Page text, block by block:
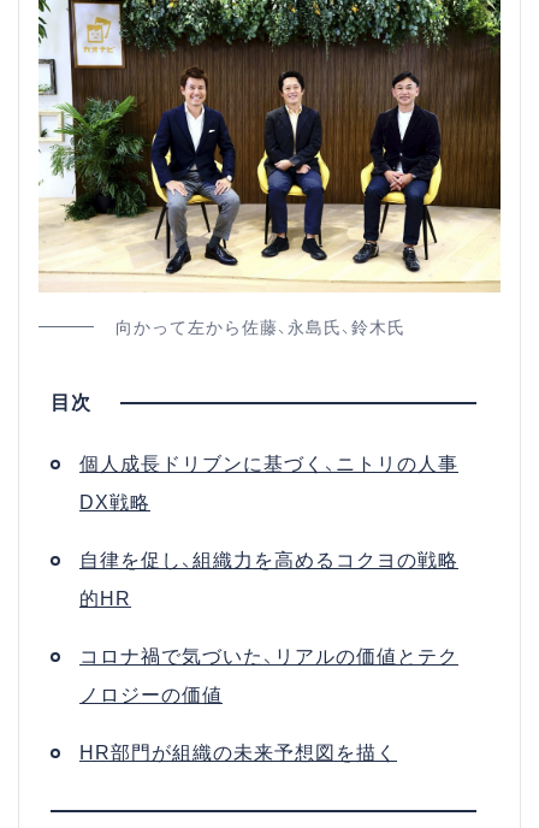
向かって左から佐藤、永島氏、鈴木氏
個人成長ドリブンに基づく、ニトリの人事
DX戦略
自律を促し、組織力を高めるコクヨの戦略
的HR
コロナ禍で気づいた、リアルの価値とテク
ノロジーの価値
HR部門が組織の未来予想図を描く